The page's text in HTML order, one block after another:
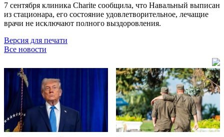
7 сентября клиника Charite сообщила, что Навальный выписан
из стационара, его состояние удовлетворительное, лечащие
врачи не исключают полного выздоровления.
Версия для печати
Все новости